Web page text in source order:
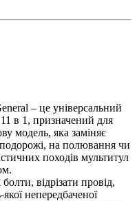
– це універсальний
в 1, призначений для
модель, яка заміняє
подорожі, на полювання чи
походів мультитул
відрізати провід,
непередбаченої